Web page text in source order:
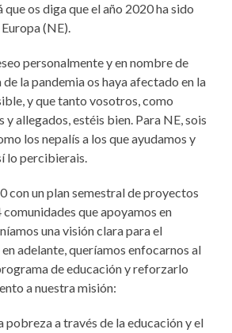
os diga que el año 2020 ha sido
(NE).
personalmente y en nombre de
la pandemia os haya afectado en la
y que tanto vosotros, como
allegados, estéis bien. Para NE, sois
los nepalís a los que ayudamos y
lo percibierais.
con un plan semestral de proyectos
comunidades que apoyamos en
una visión clara para el
adelante, queríamos enfocarnos al
de educación y reforzarlo
a nuestra misión:
pobreza a través de la educación y el